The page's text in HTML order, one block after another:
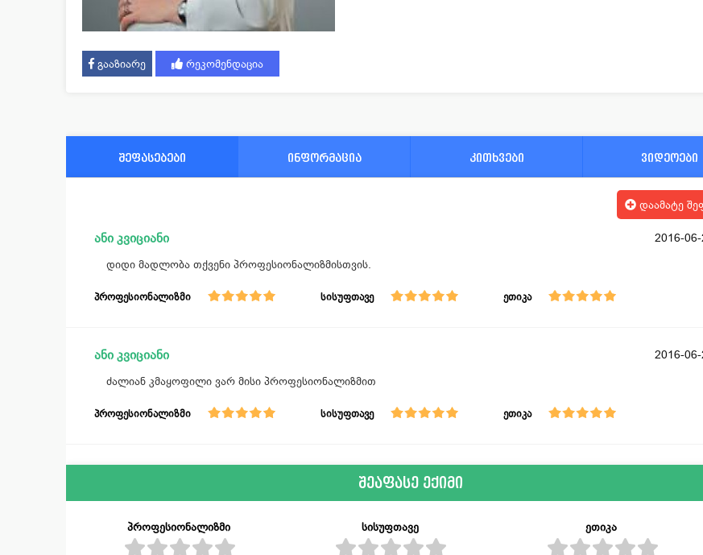
გააზიარე რეკომენდაცია
შეფასებები ინფორმაცია კითხვები ვიდეოები
დაამატე
ანი კვიციანი 2016-
დიდი მადლობა თქვენი პროფესიონალიზმისთვის.
პროფესიონალიზმი სისუფთავე ეთიკა
ანი კვიციანი 2016-
ძალიან კმაყოფილი ვარ მისი პროფესიონალიზმით
პროფესიონალიზმი სისუფთავე ეთიკა
შეაფასე ექიმი
პროფესიონალიზმი სისუფთავე ეთიკა